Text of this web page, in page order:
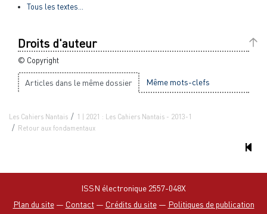
Tous les textes...
Droits d'auteur
© Copyright
Articles dans le même dossier Même mots-clefs
Les Cahiers Nantais
1 | 2021 : Les Cahiers Nantais - 2013-1
Retour aux fondamentaux
ISSN électronique 2557-048X
Plan du site— Contact— Crédits du site— Politiques de publication